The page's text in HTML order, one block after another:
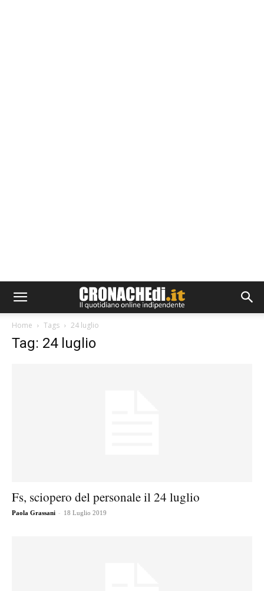
Home Tags 24 luglio
Tag: 24 luglio
Fs, sciopero del personale il 24 luglio
Paola Grassani - 18 Luglio 2019